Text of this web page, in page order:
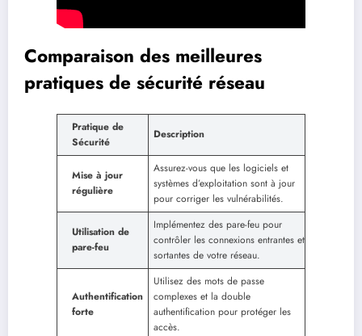
Comparaison des meilleures
pratiques de sécurité réseau
Pratique de
Sécurité
Description
Mise à jour
régulière
Assurez-vous que les logiciels et
systèmes d’exploitation sont à jour
pour corriger les vulnérabilités.
Utilisation de
pare-feu
Implémentez des pare-feu pour
contrôler les connexions entrantes et
sortantes de votre réseau.
Authentification
forte
Utilisez des mots de passe
complexes et la double
authentification pour protéger les
accès.